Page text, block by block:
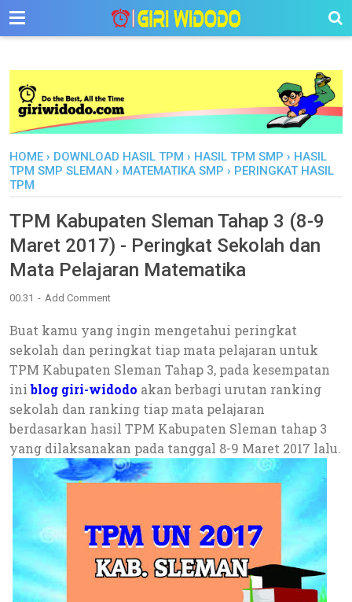
-->
HOME › DOWNLOAD HASIL TPM › HASIL TPM SMP › HASIL
TPM SMP SLEMAN › MATEMATIKA SMP › PERINGKAT HASIL
TPM
TPM Kabupaten Sleman Tahap 3 (8-9
Maret 2017) - Peringkat Sekolah dan
Mata Pelajaran Matematika
00.31 Add Comment
Buat kamu yang ingin mengetahui peringkat
sekolah dan peringkat tiap mata pelajaran untuk
TPM Kabupaten Sleman Tahap 3, pada kesempatan
iniblog giri-widodo akan berbagi urutan ranking
sekolah dan ranking tiap mata pelajaran
berdasarkan hasil TPM Kabupaten Sleman tahap 3
yang dilaksanakan pada tanggal 8-9 Maret 2017 lalu.